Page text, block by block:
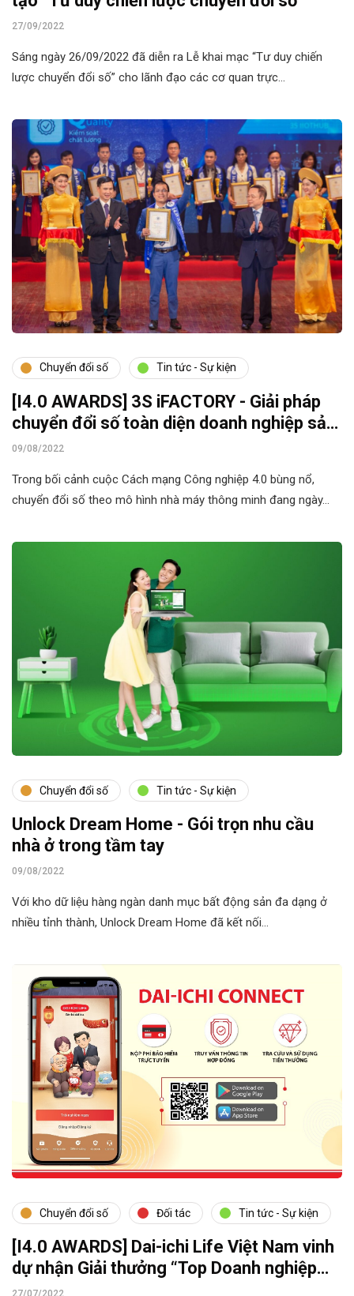
27/09/2022
Sáng ngày 26/09/2022 đã diễn ra Lễ khai mạc “Tư duy chiến
lược chuyển đổi số” cho lãnh đạo các cơ quan trực…
Chuyển đổi số Tin tức - Sự kiện
[I4.0 AWARDS] 3S iFACTORY - Giải pháp
chuyển đổi số toàn diện doanh nghiệp sản
xuất được vinh danh i4.0 Award
09/08/2022
Trong bối cảnh cuộc Cách mạng Công nghiệp 4.0 bùng nổ,
chuyển đổi số theo mô hình nhà máy thông minh đang ngày…
Chuyển đổi số Tin tức - Sự kiện
Unlock Dream Home - Gói trọn nhu cầu
nhà ở trong tầm tay
09/08/2022
Với kho dữ liệu hàng ngàn danh mục bất động sản đa dạng ở
nhiều tỉnh thành, Unlock Dream Home đã kết nối…
Chuyển đổi số Đối tác Tin tức - Sự kiện
[I4.0 AWARDS] Dai-ichi Life Việt Nam vinh
dự nhận Giải thưởng “Top Doanh nghiệp
Công nghiệp 4.0 Việt Nam”
27/07/2022